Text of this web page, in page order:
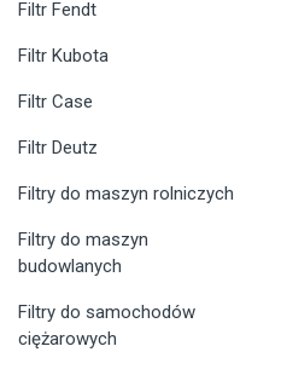
Filtr Fendt
Filtr Kubota
Filtr Case
Filtr Deutz
Filtry do maszyn rolniczych
Filtry do maszyn
budowlanych
Filtry do samochodów
ciężarowych